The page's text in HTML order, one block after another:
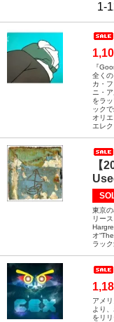
1-
『
全く
カ・
ニ・
をラ
ック
オリ
エレ
【
東京
リー
オ
ラック
アメ
より
をリリ